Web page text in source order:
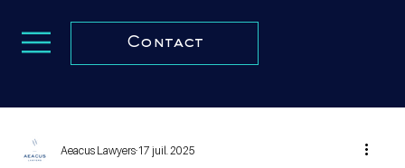
Contact
Aeacus Lawyers17 juil. 2025